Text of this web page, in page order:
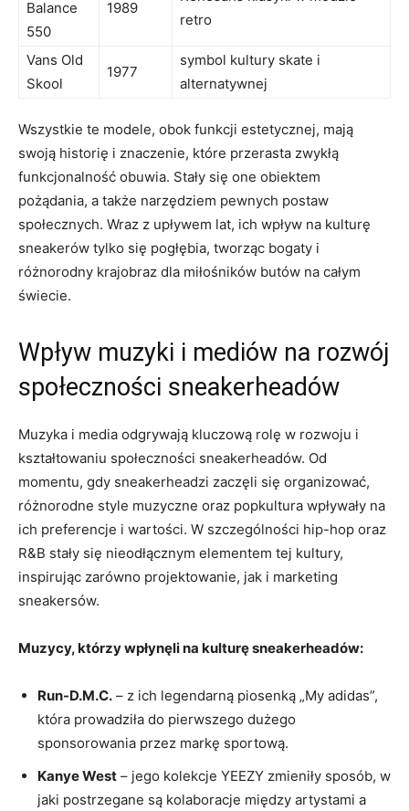
Balance
550
1989
retro
Vans Old
Skool
1977
symbol kultury skate i
alternatywnej
Wszystkie te modele, obok funkcji estetycznej, mają
swoją historię i znaczenie, które przerasta zwykłą
funkcjonalność obuwia. Stały się one obiektem
pożądania, a także narzędziem pewnych postaw
społecznych. Wraz z upływem lat, ich wpływ na kulturę
sneakerów tylko się pogłębia, tworząc bogaty i
różnorodny krajobraz dla miłośników butów na całym
świecie.
Wpływ muzyki i mediów na rozwój
społeczności sneakerheadów
Muzyka i media odgrywają kluczową rolę w rozwoju i
kształtowaniu społeczności sneakerheadów. Od
momentu, gdy sneakerheadzi zaczęli się organizować,
różnorodne style muzyczne oraz popkultura wpływały na
ich preferencje i wartości. W szczególności hip-hop oraz
R&B stały się nieodłącznym elementem tej kultury,
inspirując zarówno projektowanie, jak i marketing
sneakersów.
Muzycy, którzy wpłynęli na kulturę sneakerheadów:
Run-D.M.C. – z ich legendarną piosenką „My adidas”,
która prowadziła do pierwszego dużego
sponsorowania przez markę sportową.
Kanye West – jego kolekcje YEEZY zmieniły sposób, w
jaki postrzegane są kolaboracje między artystami a